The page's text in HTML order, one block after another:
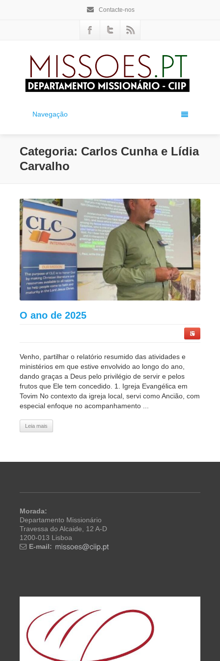
Contacte-nos
Navegação
Categoria: Carlos Cunha e Lídia
Carvalho
O ano de 2025
Venho, partilhar o relatório resumido das atividades e
ministérios em que estive envolvido ao longo do ano,
dando graças a Deus pelo privilégio de servir e pelos
frutos que Ele tem concedido. 1. Igreja Evangélica em
Tovim No contexto da igreja local, servi como Ancião, com
especial enfoque no acompanhamento ...
Leia mais
Morada:
Departamento Missionário
Travessa do Alcaide, 12 A-D
1200-013 Lisboa
E-mail: